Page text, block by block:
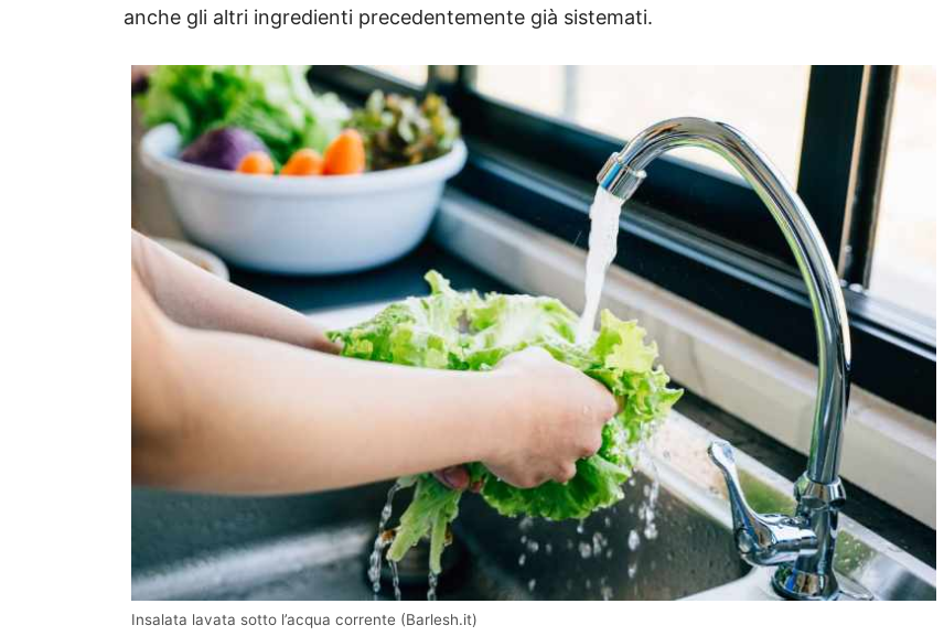
anche gli altri ingredienti precedentemente già sistemati.
Insalata lavata sotto l’acqua corrente (Barlesh.it)